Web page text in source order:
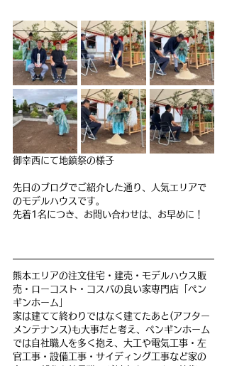
御幸西にて地鎮祭の様子
先日のブログでご紹介した通り、人気エリアで
のモデルハウスです。
先着1名につき、お問い合わせは、お早めに！
熊本エリアの注文住宅・建売・モデルハウス販
売・ローコスト・コスパの良い家専門店「ペン
ギンホーム」
家は建てて終わりではなく建てたあと(アフター
メンテナンス)も大事だと考え、ペンギンホーム
では自社職人を多く抱え、大工や電気工事・左
官工事・設備工事・サイディング工事など家の